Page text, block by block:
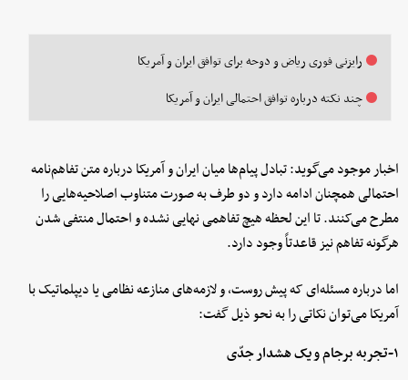
رایزنی فوری ریاض و دوحه برای توافق ایران و آمریکا
چند نکته درباره توافق احتمالی ایران و آمریکا
اخبار موجود می‌گوید: تبادل پیام‌ها میان ایران و آمریکا درباره متن تفاهم‌نامه
احتمالی همچنان ادامه دارد و دو طرف به صورت متناوب اصلاحیه‌هایی را
مطرح می‌کنند. تا این لحظه هیچ تفاهمی نهایی نشده و احتمال منتفی شدن
هرگونه تفاهم نیز قاعدتاً وجود دارد.
اما درباره مسئله‌ای که پیش روست، و لازمه‌های منازعه نظامی یا دیپلماتیک با
آمریکا می‌توان نکاتی را به نحو ذیل گفت:
۱-تجربه برجام و یک هشدار جدّی